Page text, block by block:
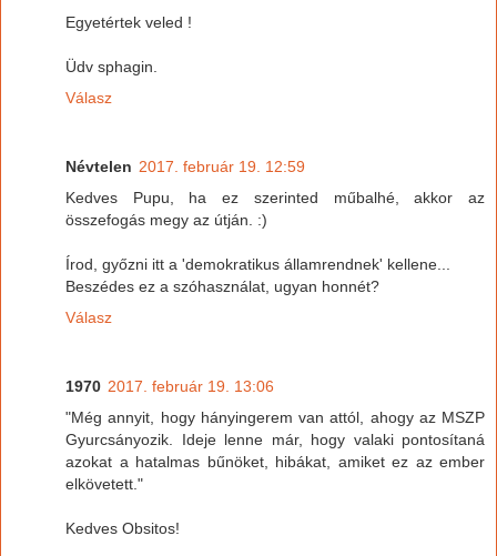
Egyetértek veled !
Üdv sphagin.
Válasz
Névtelen 2017. február 19. 12:59
Kedves Pupu, ha ez szerinted műbalhé, akkor az
összefogás megy az útján. :)
Írod, győzni itt a 'demokratikus államrendnek' kellene...
Beszédes ez a szóhasználat, ugyan honnét?
Válasz
1970 2017. február 19. 13:06
"Még annyit, hogy hányingerem van attól, ahogy az MSZP
Gyurcsányozik. Ideje lenne már, hogy valaki pontosítaná
azokat a hatalmas bűnöket, hibákat, amiket ez az ember
elkövetett."
Kedves Obsitos!